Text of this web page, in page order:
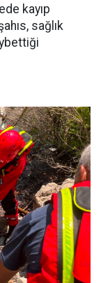
kayıp
sağlık